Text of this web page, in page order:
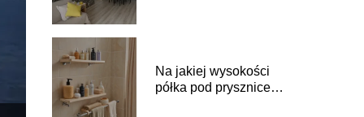
Na jakiej wysokości
półka pod prysznicem: